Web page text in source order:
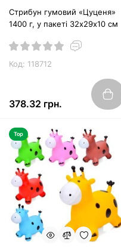
Стрибун гумовий «Цуценя»
1400 г, у пакеті 32х29х10 см
Код: 118712
378.32 грн.
Top